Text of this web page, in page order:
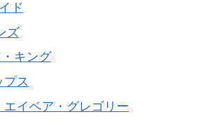
ド
ズ
キング
プス
エイベア・グレゴリー